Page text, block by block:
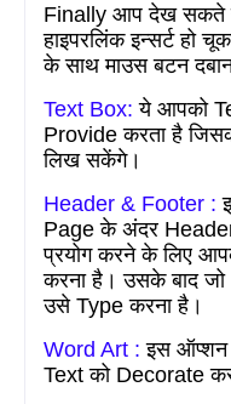
Finally आप देख सकते
हाइपरलिंक इन्सर्ट हो
के साथ माउस बटन
Text Box: ये आपको
Provideकरता है
लिख सकेंगे।
Header & Footer :
Pageके अंदर
प्रयोग करने के लिए
करना है। उसके बाद जो
उसे Typeकरना है।
Word Art :इस ऑप्शन
Textको Decorate